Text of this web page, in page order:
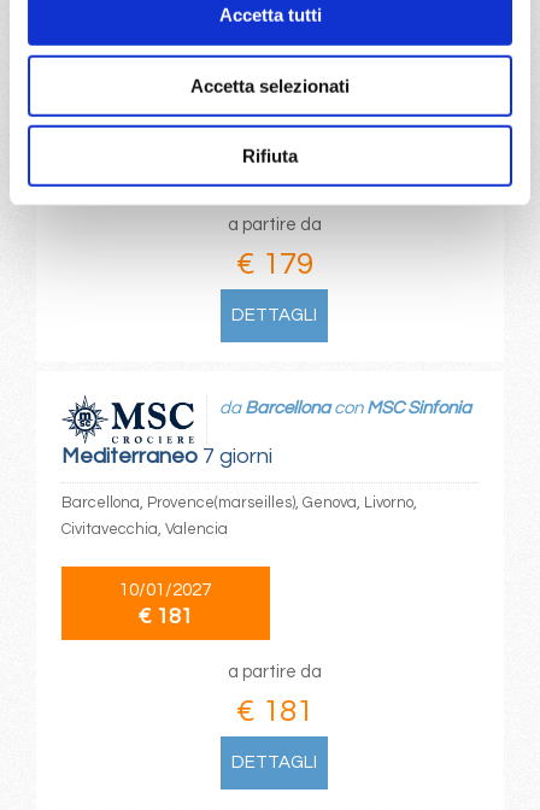
Accetta tutti
Accetta selezionati
Rifiuta
Barcellona, Marsiglia, Genova, Provence(marseilles)
a partire da
€ 179
DETTAGLI
Mediterraneo7 giorni
da Barcellonacon MSC Sinfonia
Barcellona, Provence(marseilles), Genova, Livorno,
Civitavecchia, Valencia
10/01/2027
€ 181
a partire da
€ 181
DETTAGLI